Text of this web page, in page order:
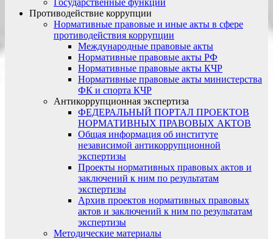
Государственные функции
Противодействие коррупции
Нормативные правовые и иные акты в сфере
противодействия коррупции
Международные правовые акты
Нормативные правовые акты РФ
Нормативные правовые акты КЧР
Нормативные правовые акты министерства
ФК и спорта КЧР
Антикоррупционная экспертиза
ФЕДЕРАЛЬНЫЙ ПОРТАЛ ПРОЕКТОВ
НОРМАТИВНЫХ ПРАВОВЫХ АКТОВ
Общая информация об институте
независимой антикоррупционной
экспертизы
Проекты нормативных правовых актов и
заключений к ним по результатам
экспертизы
Архив проектов нормативных правовых
актов и заключений к ним по результатам
экспертизы
Методические материалы